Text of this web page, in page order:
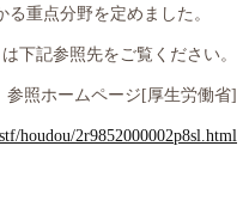
重点分野を定めました。
下記参照先をご覧ください。
参照ホームページ [厚生労働省]
houdou/2r9852000002p8sl.html